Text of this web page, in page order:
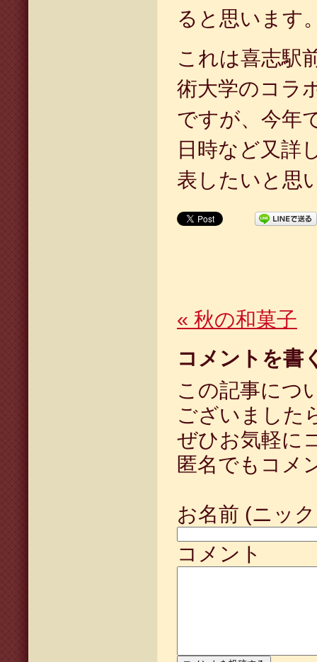
ると思います
これは喜志駅
術大学のコラ
ですが、今年
日時など又詳
表したいと思
« 秋の和菓子
コメントを書
この記事につ
ございました
ぜひお気軽に
匿名でもコメ
お名前 (ニッ
コメント